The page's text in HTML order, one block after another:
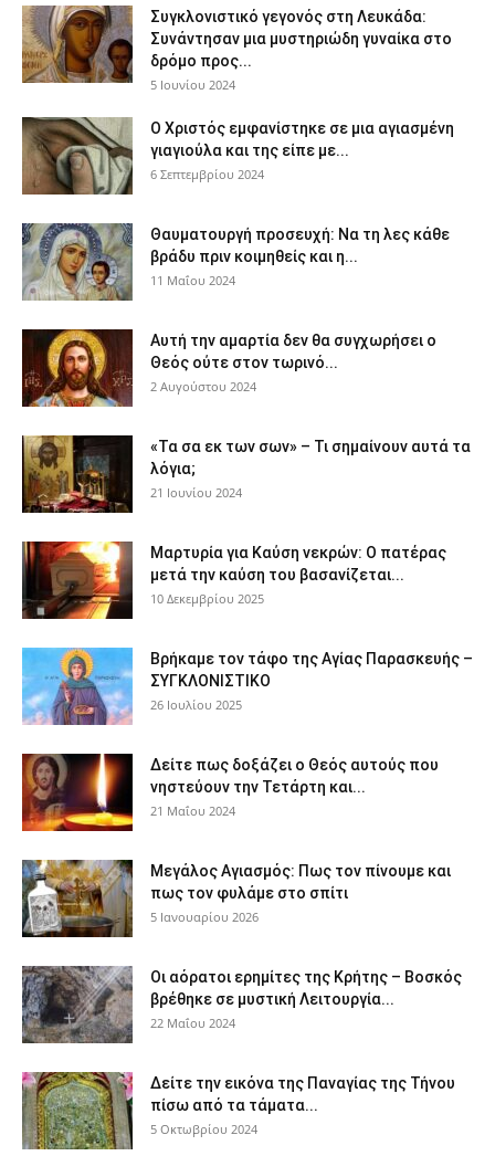
Συγκλονιστικό γεγονός στη Λευκάδα:
Συνάντησαν μια μυστηριώδη γυναίκα στο
δρόμο προς...
5 Ιουνίου 2024
Ο Χριστός εμφανίστηκε σε μια αγιασμένη
γιαγιούλα και της είπε με...
6 Σεπτεμβρίου 2024
Θαυματουργή προσευχή: Να τη λες κάθε
βράδυ πριν κοιμηθείς και η...
11 Μαΐου 2024
Αυτή την αμαρτία δεν θα συγχωρήσει ο
Θεός ούτε στον τωρινό...
2 Αυγούστου 2024
«Τα σα εκ των σων» – Τι σημαίνουν αυτά τα
λόγια;
21 Ιουνίου 2024
Μαρτυρία για Καύση νεκρών: Ο πατέρας
μετά την καύση του βασανίζεται...
10 Δεκεμβρίου 2025
Βρήκαμε τον τάφο της Αγίας Παρασκευής –
ΣΥΓΚΛΟΝΙΣΤΙΚΟ
26 Ιουλίου 2025
Δείτε πως δοξάζει ο Θεός αυτούς που
νηστεύουν την Τετάρτη και...
21 Μαΐου 2024
Μεγάλος Αγιασμός: Πως τον πίνουμε και
πως τον φυλάμε στο σπίτι
5 Ιανουαρίου 2026
Οι αόρατοι ερημίτες της Κρήτης – Βοσκός
βρέθηκε σε μυστική Λειτουργία...
22 Μαΐου 2024
Δείτε την εικόνα της Παναγίας της Τήνου
πίσω από τα τάματα...
5 Οκτωβρίου 2024